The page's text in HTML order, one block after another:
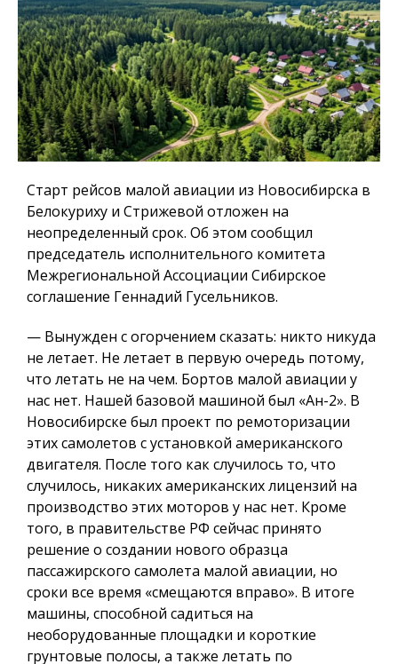
Старт рейсов малой авиации из Новосибирска в
Белокуриху и Стрижевой отложен на
неопределенный срок. Об этом сообщил
председатель исполнительного комитета
Межрегиональной Ассоциации Сибирское
соглашение Геннадий Гусельников.
— Вынужден с огорчением сказать: никто никуда
не летает. Не летает в первую очередь потому,
что летать не на чем. Бортов малой авиации у
нас нет. Нашей базовой машиной был «Ан-2». В
Новосибирске был проект по ремоторизации
этих самолетов с установкой американского
двигателя. После того как случилось то, что
случилось, никаких американских лицензий на
производство этих моторов у нас нет. Кроме
того, в правительстве РФ сейчас принято
решение о создании нового образца
пассажирского самолета малой авиации, но
сроки все время «смещаются вправо». В итоге
машины, способной садиться на
необорудованные площадки и короткие
грунтовые полосы, а также летать по